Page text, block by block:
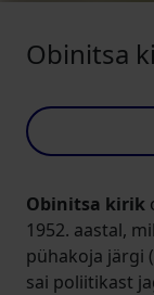
Obinitsa
Obinitsa kirik
1952. aastal,
pühakoja järgi
sai poliitikast